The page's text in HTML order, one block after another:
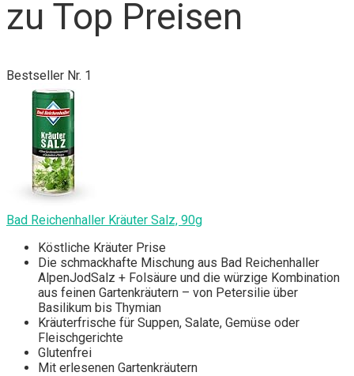
zu Top Preisen
Bestseller Nr. 1
Bad Reichenhaller Kräuter Salz, 90g
Köstliche Kräuter Prise
Die schmackhafte Mischung aus Bad Reichenhaller
AlpenJodSalz + Folsäure und die würzige Kombination
aus feinen Gartenkräutern – von Petersilie über
Basilikum bis Thymian
Kräuterfrische für Suppen, Salate, Gemüse oder
Fleischgerichte
Glutenfrei
Mit erlesenen Gartenkräutern